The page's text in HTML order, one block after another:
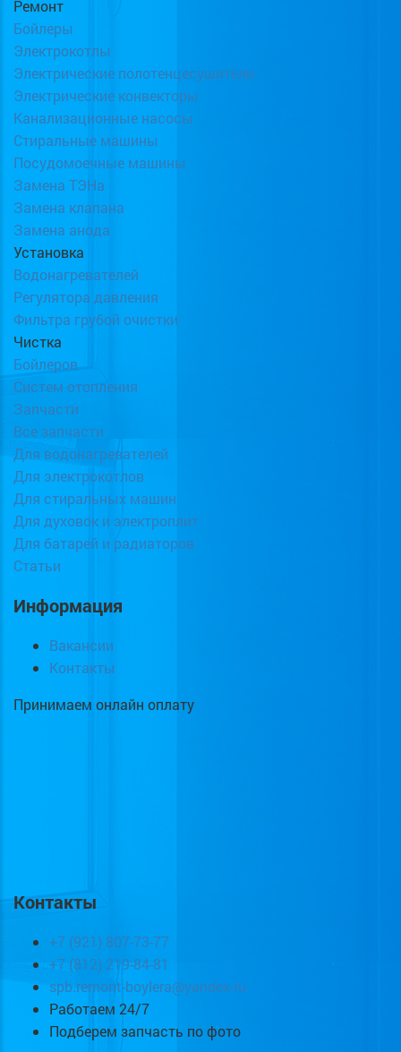
Ремонт
Бойлеры
Электрокотлы
Электрические полотенцесушители
Электрические конвекторы
Канализационные насосы
Стиральные машины
Посудомоечные машины
Замена ТЭНа
Замена клапана
Замена анода
Установка
Водонагревателей
Регулятора давления
Фильтра грубой очистки
Чистка
Бойлеров
Систем отопления
Запчасти
Все запчасти
Для водонагревателей
Для электрокотлов
Для стиральных машин
Для духовок и электроплит
Для батарей и радиаторов
Статьи
Информация
Вакансии
Контакты
Принимаем онлайн оплату
Контакты
+7 (921) 807-73-77
+7 (812) 219-84-81
spb.remont-boylera@yandex.ru
Работаем 24/7
Подберем запчасть по фото